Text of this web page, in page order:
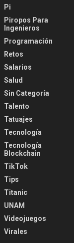
Pi
Piropos Para
Ingenieros
Programación
Retos
Salarios
Salud
Sin Categoría
Talento
Tatuajes
Tecnología
Tecnología
Blockchain
TikTok
Tips
Titanic
UNAM
Videojuegos
Virales